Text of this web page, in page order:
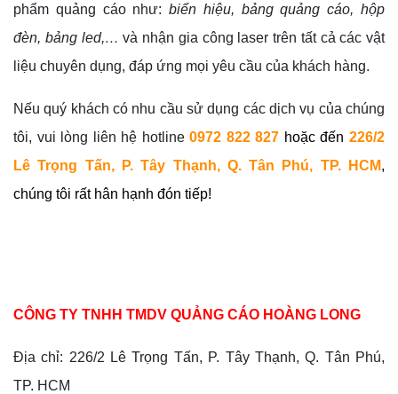
phẩm quảng cáo như: biển hiệu, bảng quảng cáo, hộp
đèn, bảng led,… và nhận gia công laser trên tất cả các vật
liệu chuyên dụng, đáp ứng mọi yêu cầu của khách hàng.
Nếu quý khách có nhu cầu sử dụng các dịch vụ của chúng
tôi, vui lòng liên hệ hotline0972 822 827 hoặc đến226/2
Lê Trọng Tấn, P. Tây Thạnh, Q. Tân Phú, TP. HCM,
chúng tôi rất hân hạnh đón tiếp!
CÔNG TY TNHH TMDV QUẢNG CÁO HOÀNG LONG
Địa chỉ: 226/2 Lê Trọng Tấn, P. Tây Thạnh, Q. Tân Phú,
TP. HCM